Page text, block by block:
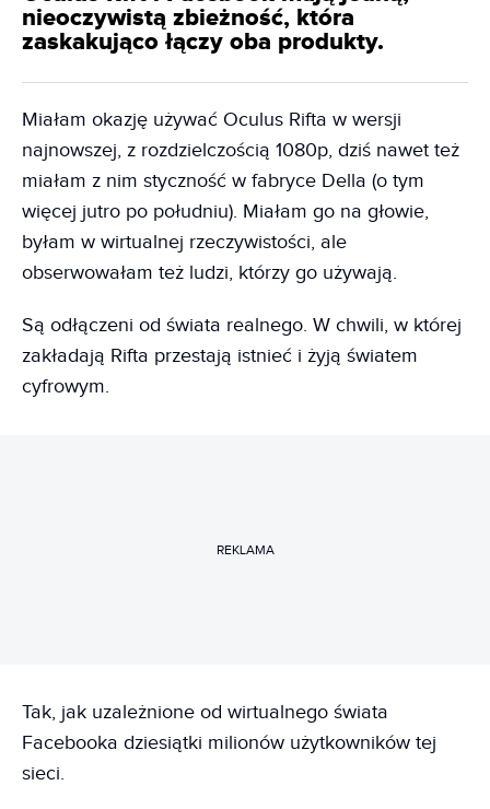
nieoczywistą zbieżność, która
zaskakująco łączy oba produkty.
Miałam okazję używać Oculus Rifta w wersji
najnowszej, z rozdzielczością 1080p, dziś nawet też
miałam z nim styczność w fabryce Della (o tym
więcej jutro po południu). Miałam go na głowie,
byłam w wirtualnej rzeczywistości, ale
obserwowałam też ludzi, którzy go używają.
Są odłączeni od świata realnego. W chwili, w której
zakładają Rifta przestają istnieć i żyją światem
cyfrowym.
REKLAMA
Tak, jak uzależnione od wirtualnego świata
Facebooka dziesiątki milionów użytkowników tej
sieci.